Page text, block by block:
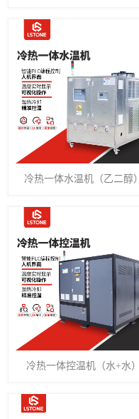
冷热一体水温机（乙二醇）
冷热一体控温机（水+水）